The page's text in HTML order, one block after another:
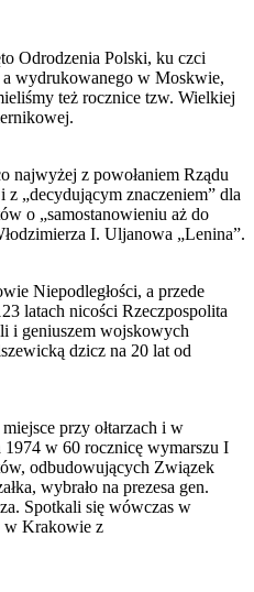
Odrodzenia Polski, ku czci
a wydrukowanego w Moskwie,
też rocznice tzw. Wielkiej
najwyżej z powołaniem Rządu
„decydującym znaczeniem” dla
o „samostanowieniu aż do
I. Uljanowa „Lenina”.
Niepodległości, a przede
latach nicości Rzeczpospolita
i geniuszem wojskowych
dzicz na 20 lat od
przy ołtarzach i w
w 60 rocznicę wymarszu I
odbudowujących Związek
wybrało na prezesa gen.
Spotkali się wówczas w
w Krakowie z